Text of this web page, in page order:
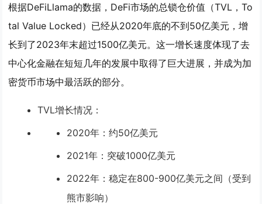
根据DeFiLlama的数据，DeFi市场的总锁仓价值（TVL，To
tal Value Locked）已经从2020年底的不到50亿美元，增
长到了2023年末超过1500亿美元。这一增长速度体现了去
中心化金融在短短几年的发展中取得了巨大进展，并成为加
密货币市场中最活跃的部分。
TVL增长情况 ：
2020年：约50亿美元
2021年：突破1000亿美元
2022年：稳定在800-900亿美元之间（受到
熊市影响）